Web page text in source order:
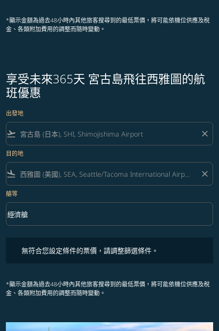
*顯示金額為過去48小時內其他旅客搜尋到的最低票價，將可能依機位供應及稅
金、各類附加費用的調整而隨時變動。
享受未來365天 宮古島飛往西雅圖的航
班優惠
出發地
flight_takeoff close
目的地
flight_land close
艙等
艙等 option 經濟艙 Selected
經濟艙
keyboard_arrow_down
無符合您設定條件的票價，請調整篩選條件。
*顯示金額為過去48小時內其他旅客搜尋到的最低票價，將可能依機位供應及稅
金、各類附加費用的調整而隨時變動。